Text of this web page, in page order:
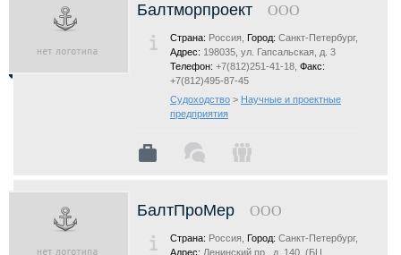
Балтморпроект ООО
Страна: Россия, Город: Санкт-Петербург,
Адрес: 198035, ул. Гапсальская, д. 3
Телефон: +7(812)251-41-18, Факс:
+7(812)495-87-45
Судоходство > Научные и проектные
предприятия
БалтПроМер ООО
Страна: Россия, Город: Санкт-Петербург,
Адрес: Ленинский пр., д. 140, (БЦ